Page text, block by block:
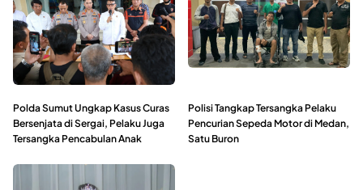
Polda Sumut Ungkap Kasus Curas
Bersenjata di Sergai, Pelaku Juga
Tersangka Pencabulan Anak
Polisi Tangkap Tersangka Pelaku
Pencurian Sepeda Motor di Medan,
Satu Buron